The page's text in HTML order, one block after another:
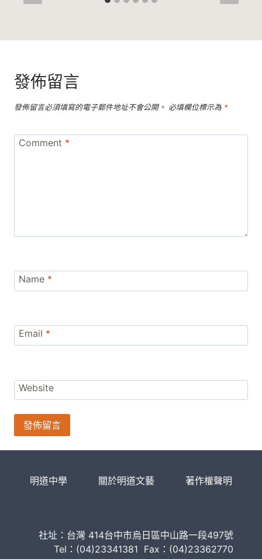
發佈留言
發佈留言必須填寫的電子郵件地址不會公開。 必填欄位標示為 *
Comment *
Name *
Email *
Website
明道中學 關於明道文藝 著作權聲明
社址：台灣 414台中市烏日區中山路一段497號
Tel：(04)23341381 Fax：(04)23362770